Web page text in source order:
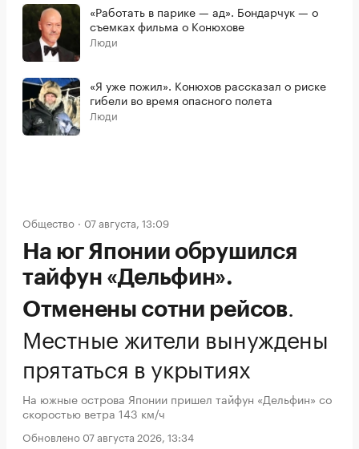
«Работать в парике — ад». Бондарчук — о
съемках фильма о Конюхове
Люди
«Я уже пожил». Конюхов рассказал о риске
гибели во время опасного полета
Люди
Общество 07 августа, 13:09
На юг Японии обрушился
тайфун «Дельфин».
Отменены сотни рейсов.
Местные жители вынуждены
прятаться в укрытиях
На южные острова Японии пришел тайфун «Дельфин» со
скоростью ветра 143 км/ч
Обновлено 07 августа 2026, 13:34